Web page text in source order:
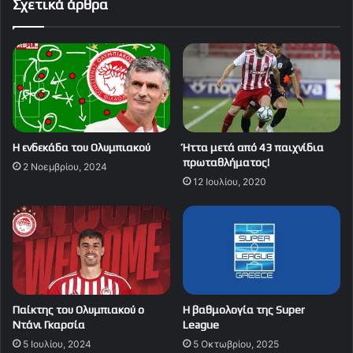
Σχετικά άρθρα
Η ενδεκάδα του Ολυμπιακού
2 Νοεμβρίου, 2024
Ήττα μετά από 43 παιχνίδια
πρωταθλήματος!
12 Ιουλίου, 2020
Παίκτης του Ολυμπιακού ο
Ντάνι Γκαρσία
5 Ιουλίου, 2024
Η βαθμολογία της Super
League
5 Οκτωβρίου, 2025